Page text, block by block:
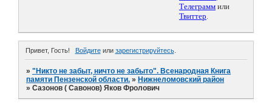
Телеграмм или
Твиттер.
Привет, Гость! Войдитеили зарегистрируйтесь.
»"Никто не забыт, ничто не забыто". Всенародная Книга
памяти Пензенской области. » Нижнеломовский район
»Сазонов ( Савонов) Яков Фролович